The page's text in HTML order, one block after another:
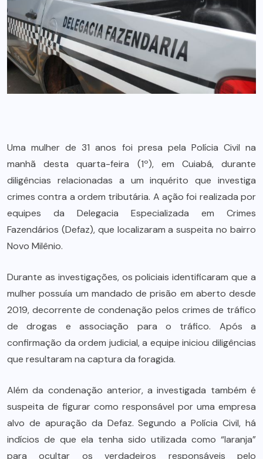
Uma mulher de 31 anos foi presa pela Polícia Civil na
manhã desta quarta-feira (1º), em Cuiabá, durante
diligências relacionadas a um inquérito que investiga
crimes contra a ordem tributária. A ação foi realizada por
equipes da Delegacia Especializada em Crimes
Fazendários (Defaz), que localizaram a suspeita no bairro
Novo Milênio.
Durante as investigações, os policiais identificaram que a
mulher possuía um mandado de prisão em aberto desde
2019, decorrente de condenação pelos crimes de tráfico
de drogas e associação para o tráfico. Após a
confirmação da ordem judicial, a equipe iniciou diligências
que resultaram na captura da foragida.
Além da condenação anterior, a investigada também é
suspeita de figurar como responsável por uma empresa
alvo de apuração da Defaz. Segundo a Polícia Civil, há
indícios de que ela tenha sido utilizada como “laranja”
para ocultar os verdadeiros responsáveis pelo